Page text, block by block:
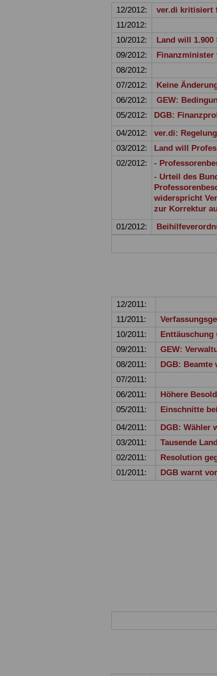
12/2012:
ver.di kritisiert
11/2012:
10/2012:
Land will
09/2012:
08/2012:
07/2012:
Keine
06/2012:
GEW:
05/2012:
DGB:
04/2012:
ver.di:
03/2012:
Land will
02/2012:
-
- Urteil des
widerspricht
zur Korrektur
01/2012:
12/2011:
11/2011:
10/2011:
Enttäuschung
09/2011:
GEW:
08/2011:
DGB:
07/2011:
06/2011:
Höhere
05/2011:
Einschnitte
04/2011:
DGB: Wähler
03/2011:
Tausende
02/2011:
Resolution
01/2011:
DGB warnt